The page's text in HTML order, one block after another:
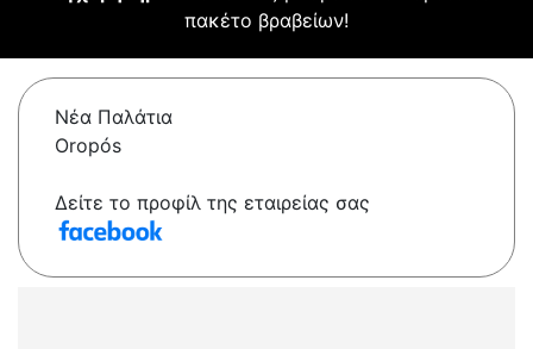
πακέτο βραβείων!
Νέα Παλάτια
Oropós
Δείτε το προφίλ της εταιρείας σας